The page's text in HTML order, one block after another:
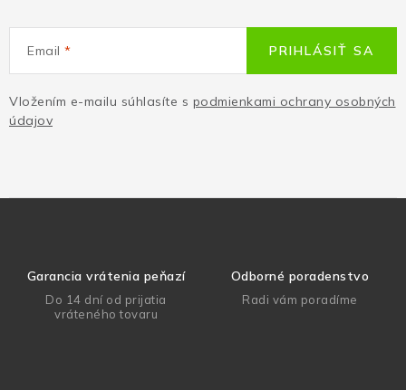
Email
Vložením e-mailu súhlasíte s podmienkami ochrany osobných
údajov
PRIHLÁSIŤ SA
Garancia vrátenia peňazí
Do 14 dní od prijatia
vráteného tovaru
Odborné poradenstvo
Radi vám poradíme